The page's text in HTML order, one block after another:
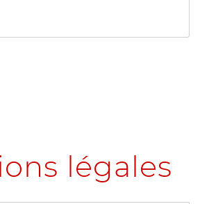
légales